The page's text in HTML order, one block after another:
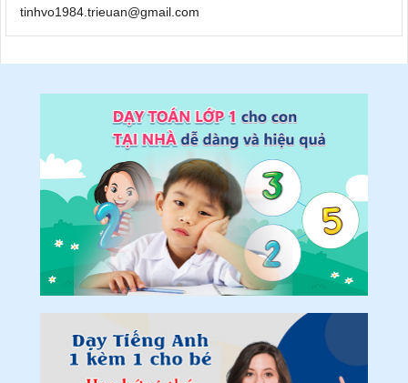
tinhvo1984.trieuan@gmail.com